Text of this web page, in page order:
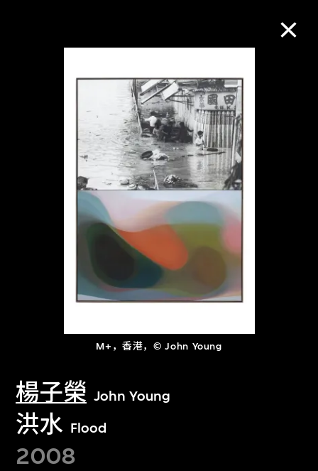
M+，香港，© John Young
楊子榮 John Young
洪水 Flood
2008
M+藏品
进一步筛选
关于M+藏品
探索世界顶级的二十及二十一世纪视觉
文化藏品。